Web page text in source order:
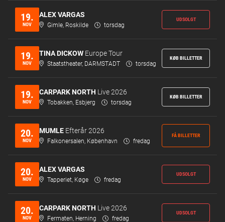
19.
NOV
ALEX VARGAS
Gimle, Roskilde torsdag
UDSOLGT
19.
NOV
TINA DICKOW Europe Tour
Staatstheater, DARMSTADT torsdag
KØB BILLETTER
19.
NOV
CARPARK NORTH Live 2026
Tobakken, Esbjerg torsdag
KØB BILLETTER
20.
NOV
MUMLE Efterår 2026
Falkonersalen, København fredag
FÅ BILLETTER
20.
NOV
ALEX VARGAS
Tapperiet, Køge fredag
UDSOLGT
20.
NOV
CARPARK NORTH Live 2026
Fermaten, Herning fredag
UDSOLGT